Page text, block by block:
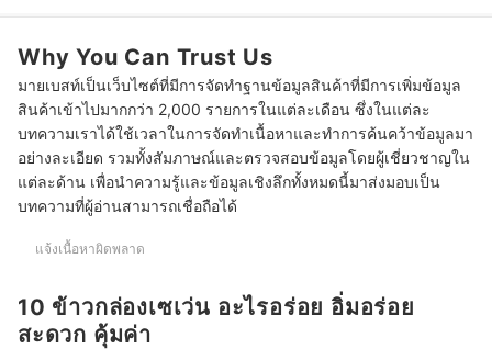
Why You Can Trust Us
มายเบสท์เป็นเว็บไซต์ที่มีการจัดทำฐานข้อมูลสินค้าที่มีการเพิ่มข้อมูล
สินค้าเข้าไปมากกว่า 2,000 รายการในแต่ละเดือน ซึ่งในแต่ละ
บทความเราได้ใช้เวลาในการจัดทำเนื้อหาและทำการค้นคว้าข้อมูลมา
อย่างละเอียด รวมทั้งสัมภาษณ์และตรวจสอบข้อมูลโดยผู้เชี่ยวชาญใน
แต่ละด้าน เพื่อนำความรู้และข้อมูลเชิงลึกทั้งหมดนี้มาส่งมอบเป็น
บทความที่ผู้อ่านสามารถเชื่อถือได้
แจ้งเนื้อหาผิดพลาด
10 ข้าวกล่องเซเว่น อะไรอร่อย อิ่มอร่อย
สะดวก คุ้มค่า